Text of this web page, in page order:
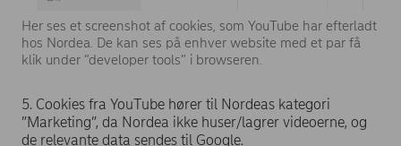
Her ses et screenshot af cookies, som YouTube har efterladt
hos Nordea. De kan ses på enhver website med et par få
klik under ”developer tools” i browseren.
5. Cookies fra YouTube hører til Nordeas kategori
”Marketing”, da Nordea ikke huser/lagrer videoerne, og
de relevante data sendes til Google.